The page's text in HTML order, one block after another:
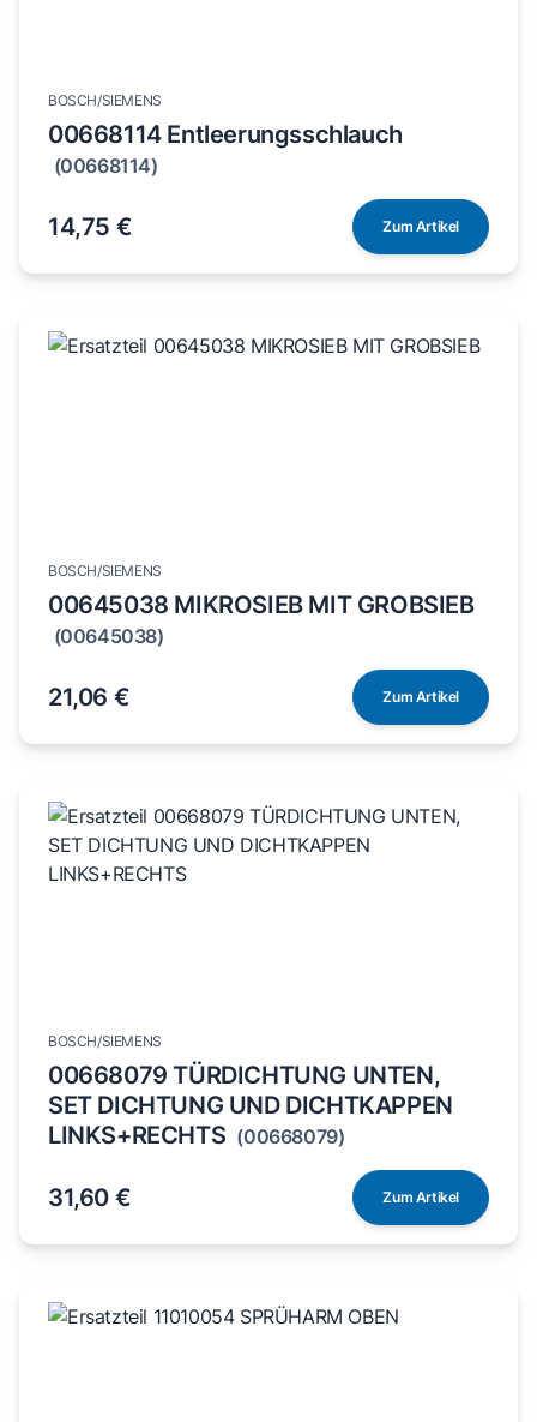
BOSCH/SIEMENS
00668114 Entleerungsschlauch
(00668114)
14,75 € Zum Artikel
BOSCH/SIEMENS
00645038 MIKROSIEB MIT GROBSIEB
(00645038)
21,06 € Zum Artikel
BOSCH/SIEMENS
00668079 TÜRDICHTUNG UNTEN,
SET DICHTUNG UND DICHTKAPPEN
(00668079)
31,60 € Zum Artikel